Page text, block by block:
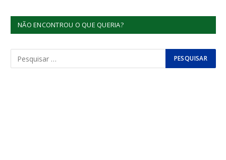
NÃO ENCONTROU O QUE QUERIA?